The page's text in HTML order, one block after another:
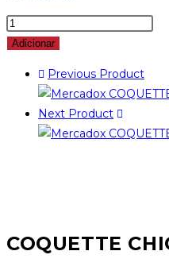
Quantidade
de
DESIRE
MÁSCARA
ORELHAS
Adicionar
Previous Product
Next Product
COQUETTE